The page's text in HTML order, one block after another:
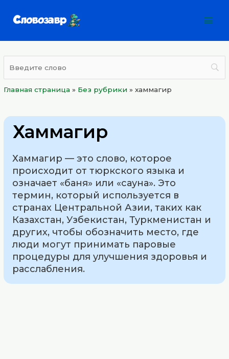
Главная страница » Без рубрики »хаммагир
Хаммагир
Хаммагир — это слово, которое
происходит от тюркского языка и
означает «баня» или «сауна». Это
термин, который используется в
странах Центральной Азии, таких как
Казахстан, Узбекистан, Туркменистан и
других, чтобы обозначить место, где
люди могут принимать паровые
процедуры для улучшения здоровья и
расслабления.